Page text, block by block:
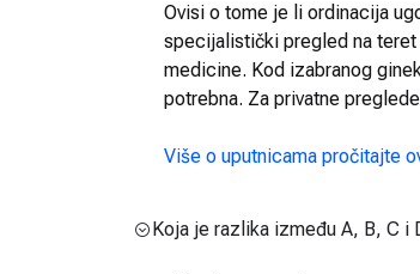
Ovisi o tome je li ordinacija
specijalistički pregled na
medicine. Kod izabranog
potrebna. Za privatne
Više o uputnicama pročitajte
Koja je razlika između A, B, C i